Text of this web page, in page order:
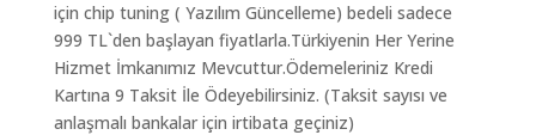
için chip tuning ( Yazılım Güncelleme) bedeli sadece
999 TL`den başlayan fiyatlarla.Türkiyenin Her Yerine
Hizmet İmkanımız Mevcuttur.Ödemeleriniz Kredi
Kartına 9 Taksit İle Ödeyebilirsiniz. (Taksit sayısı ve
anlaşmalı bankalar için irtibata geçiniz)